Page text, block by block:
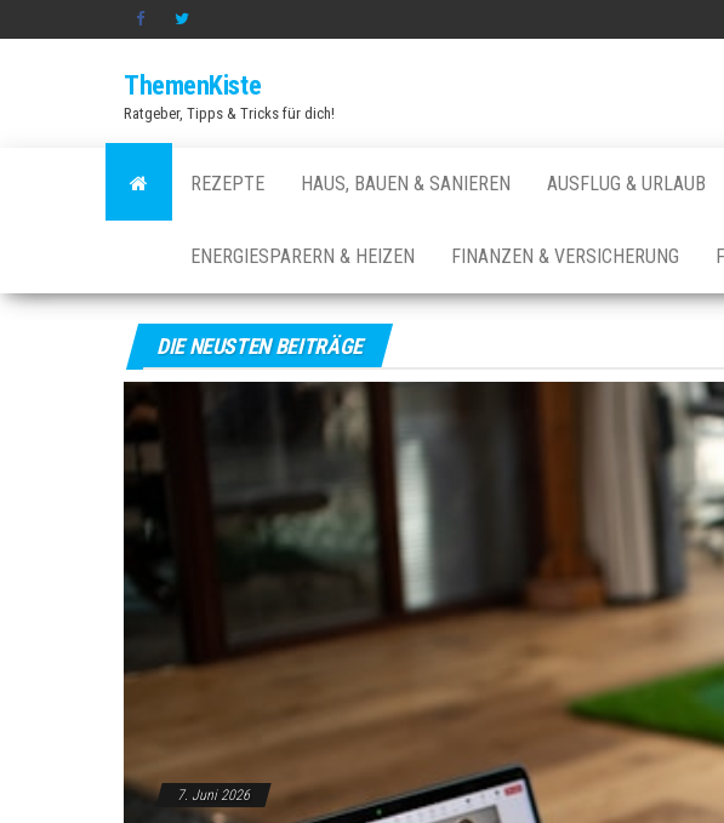
ThemenKiste
Ratgeber, Tipps & Tricks für dich!
REZEPTE HAUS, BAUEN & SANIEREN AUSFLUG & URLAUB
ENERGIESPARERN & HEIZEN FINANZEN & VERSICHERUNG
DIE NEUSTEN BEITRÄGE
7. Juni 2026